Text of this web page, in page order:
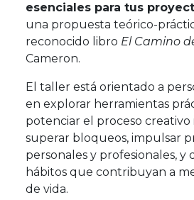
esenciales para tus
una propuesta teórico-
reconocido libro El Camino
Cameron.
El taller está orientado a
en explorar herramientas
potenciar el proceso creativo
superar bloqueos, impulsar
personales y profesionales, y
hábitos que contribuyan a
de vida.